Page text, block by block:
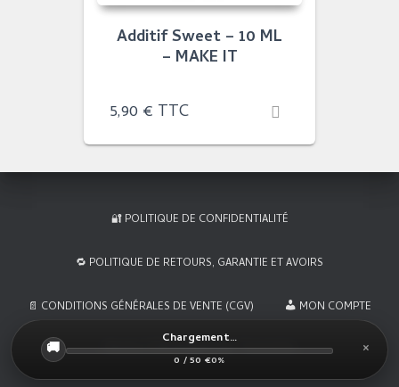
🚚 Chargement…
0 / 50 €0% ×
Additif Sweet – 10 ML
– MAKE IT
5,90 € TTC
🔐 POLITIQUE DE CONFIDENTIALITÉ
🔁 POLITIQUE DE RETOURS, GARANTIE ET AVOIRS
📄 CONDITIONS GÉNÉRALES DE VENTE (CGV) MON COMPTE
Hestia | Développé parThemeIsle